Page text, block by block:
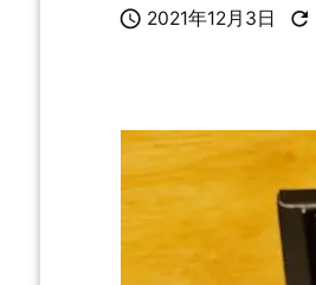
 2021年12月3日 